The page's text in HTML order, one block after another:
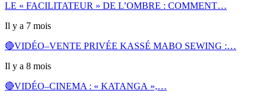
LE « FACILITATEUR » DE L’OMBRE : COMMENT…
Il y a 7 mois
🔴VIDÉO–VENTE PRIVÉE KASSÉ MABO SEWING :…
Il y a 8 mois
🔴VIDÉO–CINEMA : « KATANGA »,…